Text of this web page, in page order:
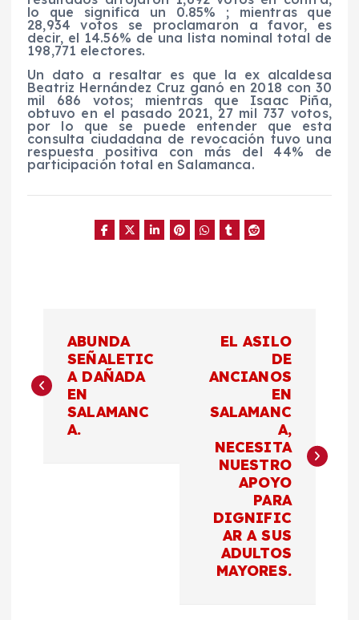
lo que significa un 0.85% ; mientras que
28,934 votos se proclamaron a favor, es
decir, el 14.56% de una lista nominal total de
198,771 electores.
Un dato a resaltar es que la ex alcaldesa
Beatriz Hernández Cruz ganó en 2018 con 30
mil 686 votos; mientras que Isaac Piña,
obtuvo en el pasado 2021, 27 mil 737 votos,
por lo que se puede entender que esta
consulta ciudadana de revocación tuvo una
respuesta positiva con más del 44% de
participación total en Salamanca.
a
v
ABUNDA
SEÑALETIC
A DAÑADA
EN
SALAMANC
A.
EL ASILO
DE
ANCIANOS
EN
SALAMANC
A,
NECESITA
NUESTRO
APOYO
PARA
DIGNIFIC
AR A SUS
ADULTOS
MAYORES.